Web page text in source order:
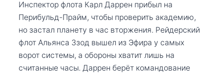
Инспектор флота Карл Даррен прибыл на
Перибульд-Прайм, чтобы проверить академию,
но застал планету в час вторжения. Рейдерский
флот Альянса Ззод вышел из Эфира у самых
ворот системы, а обороны хватит лишь на
считанные часы. Даррен берёт командование